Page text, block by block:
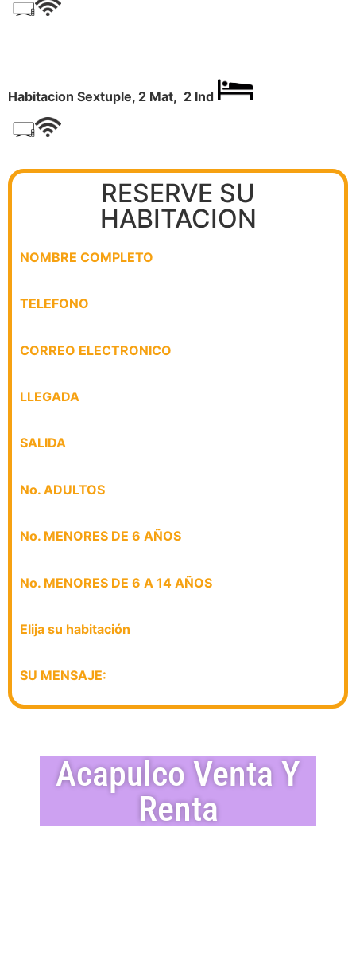
Habitacion Sextuple, 2 Mat, 2 Ind
RESERVE SU
HABITACION
NOMBRE COMPLETO
TELEFONO
CORREO ELECTRONICO
LLEGADA
SALIDA
No. ADULTOS
No. MENORES DE 6 AÑOS
No. MENORES DE 6 A 14 AÑOS
Elija su habitación
SU MENSAJE:
Acapulco Venta Y
Renta